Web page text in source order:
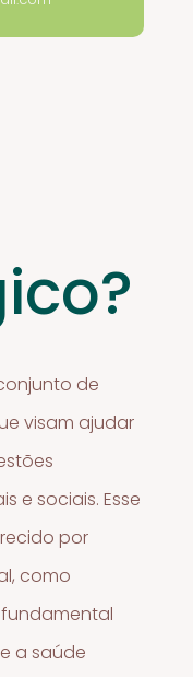
de
visam ajudar
e sociais. Esse
por
como
a saúde